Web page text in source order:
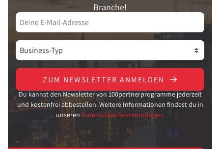
Branche!
ZUM NEWSLETTER ANMELDEN
Du kannst den Newsletter von 100partnerprogramme jederzeit
und kostenfrei abbestellen. Weitere Informationen findest du in
unseren Datenschutzbestimmungen.